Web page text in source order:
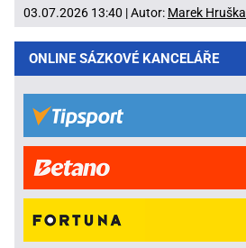
03.07.2026 13:40 | Autor: Marek Hruška
ONLINE SÁZKOVÉ KANCELÁŘE